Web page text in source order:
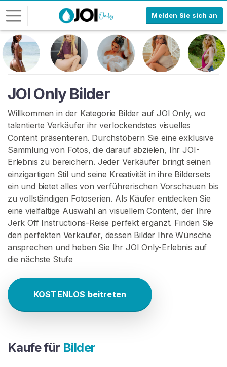
Melden Sie sich an
JOI Only Bilder
Willkommen in der Kategorie Bilder auf JOI Only, wo
talentierte Verkäufer ihr verlockendstes visuelles
Content präsentieren. Durchstöbern Sie eine exklusive
Sammlung von Fotos, die darauf abzielen, Ihr JOI-
Erlebnis zu bereichern. Jeder Verkäufer bringt seinen
einzigartigen Stil und seine Kreativität in ihre Bildersets
ein und bietet alles von verführerischen Vorschauen bis
zu vollständigen Fotoserien. Als Käufer entdecken Sie
eine vielfältige Auswahl an visuellem Content, der Ihre
Jerk Off Instructions-Reise perfekt ergänzt. Finden Sie
den perfekten Verkäufer, dessen Bilder Ihre Wünsche
ansprechen und heben Sie Ihr JOI Only-Erlebnis auf
die nächste Stufe
KOSTENLOS beitreten
Kaufe für Bilder
o
n
R
E
G
I
S
T
R
I
E
R
E
N
I
E
C
H
K
E
N